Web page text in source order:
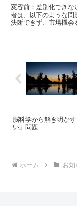
変容前：差別化できな
者は、以下のような問
決断できず、市場機会
脳科学から解き明か
い」問題
ホーム お知